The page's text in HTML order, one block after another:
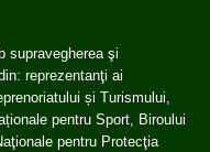
supravegherea şi
reprezentanţi ai
și Turismului,
pentru Sport, Biroului
pentru Protecţia